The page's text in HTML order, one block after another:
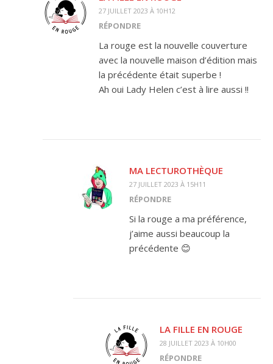
27 JUILLET 2023 À 10H12
RÉPONDRE
La rouge est la nouvelle couverture
avec la nouvelle maison d’édition mais
la précédente était superbe !
Ah oui Lady Helen c’est à lire aussi !!
MA LECTUROTHÈQUE
27 JUILLET 2023 À 15H11
RÉPONDRE
Si la rouge a ma préférence,
j’aime aussi beaucoup la
précédente 😊
LA FILLE EN ROUGE
28 JUILLET 2023 À 10H00
RÉPONDRE